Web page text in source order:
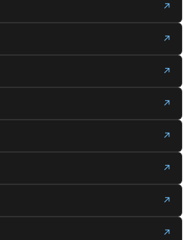
↗
↗
↗
↗
↗
↗
↗
↗